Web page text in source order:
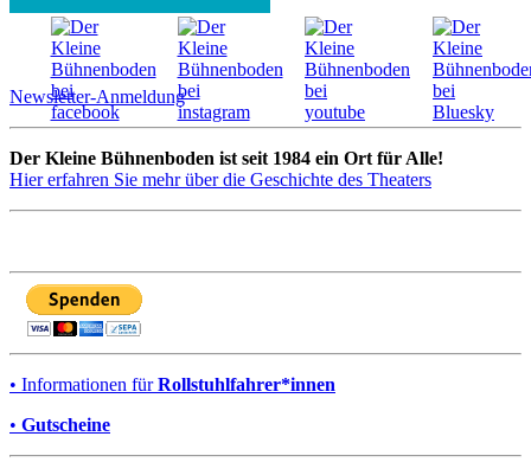
Newsletter-Anmeldung
Der Kleine Bühnenboden ist seit 1984 ein Ort für Alle!
Hier erfahren Sie mehr über die Geschichte des Theaters
• Informationen fürRollstuhlfahrer*innen
• Gutscheine